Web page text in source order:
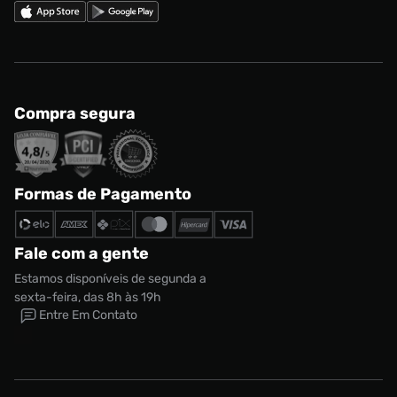
Compra segura
Formas de Pagamento
Fale com a gente
Estamos disponíveis de segunda a
sexta-feira, das 8h às 19h
Entre Em Contato